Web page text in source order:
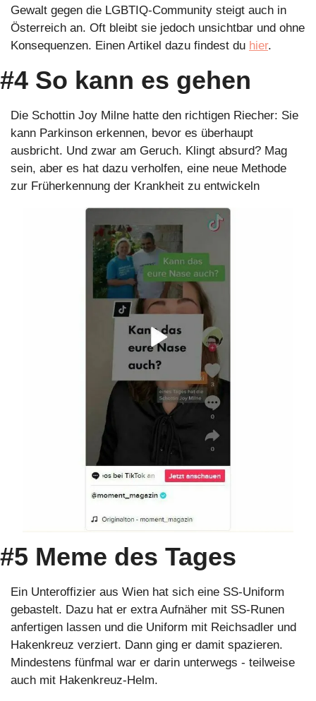
Gewalt gegen die LGBTIQ-Community steigt auch in
Österreich an. Oft bleibt sie jedoch unsichtbar und ohne
Konsequenzen. Einen Artikel dazu findest du hier.
#4 So kann es gehen
Die Schottin Joy Milne hatte den richtigen Riecher: Sie
kann Parkinson erkennen, bevor es überhaupt
ausbricht. Und zwar am Geruch. Klingt absurd? Mag
sein, aber es hat dazu verholfen, eine neue Methode
zur Früherkennung der Krankheit zu entwickeln
#5 Meme des Tages
Ein Unteroffizier aus Wien hat sich eine SS-Uniform
gebastelt. Dazu hat er extra Aufnäher mit SS-Runen
anfertigen lassen und die Uniform mit Reichsadler und
Hakenkreuz verziert. Dann ging er damit spazieren.
Mindestens fünfmal war er darin unterwegs - teilweise
auch mit Hakenkreuz-Helm.